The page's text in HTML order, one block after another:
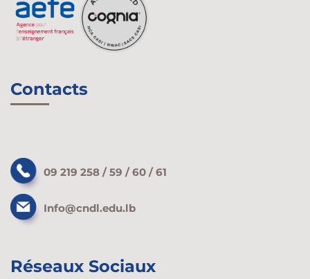
Contacts
09 219 258 / 59 / 60 / 61
Info@cndl.edu.lb
Réseaux Sociaux